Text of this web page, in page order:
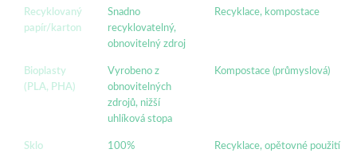
Recyklovaný
papír/karton
Snadno
recyklovatelný,
obnovitelný zdroj
Recyklace, kompostace
Bioplasty
(PLA, PHA)
Vyrobeno z
obnovitelných
zdrojů, nižší
uhlíková stopa
Kompostace (průmyslová)
Sklo
100%
Recyklace, opětovné použití